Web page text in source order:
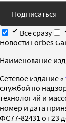
Подписаться
Все сразу
Новости Forbes
Наименование
Cетевое издание «
службой по
технологий и
номер и дата
ФС77-82431 от 23